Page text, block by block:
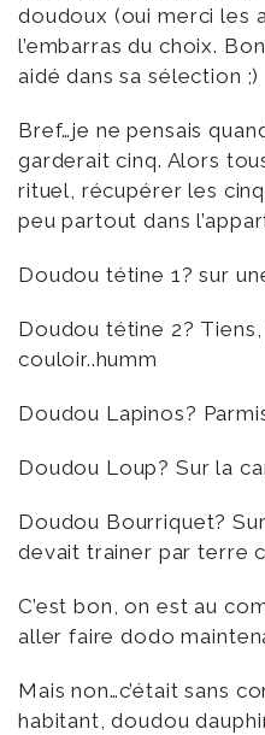
doudoux (oui merci les
l’embarras du choix.
aidé dans sa sélection ;)
Bref…je ne pensais
garderait cinq. Alors
rituel, récupérer les
peu partout dans
Doudou tétine 1? sur
Doudou tétine 2?
couloir..humm
Doudou Lapinos?
Doudou Loup? Sur la
Doudou Bourriquet? Sur
devait trainer par terre
C’est bon, on est au
aller faire dodo
Mais non…c’était sans
habitant, doudou